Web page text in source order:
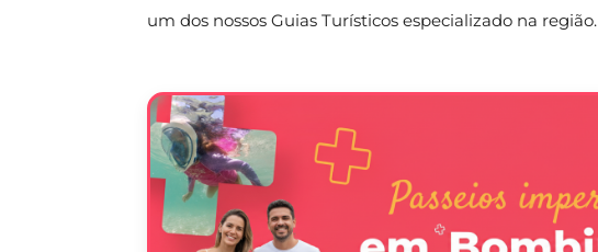
um dos nossos Guias Turísticos especializado na região.